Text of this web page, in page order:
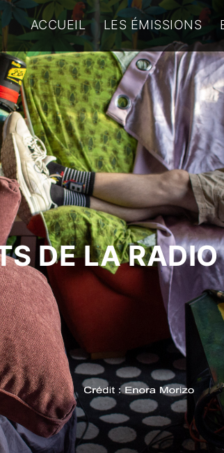
ACCUEIL LES ÉMISSIONS
DE LA